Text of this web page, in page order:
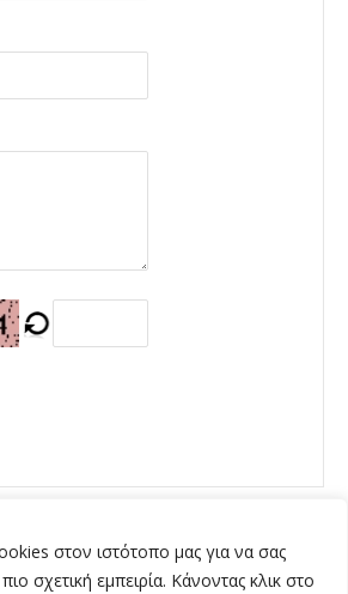
στον ιστότοπο μας για να σας
σχετική εμπειρία. Κάνοντας κλικ στο